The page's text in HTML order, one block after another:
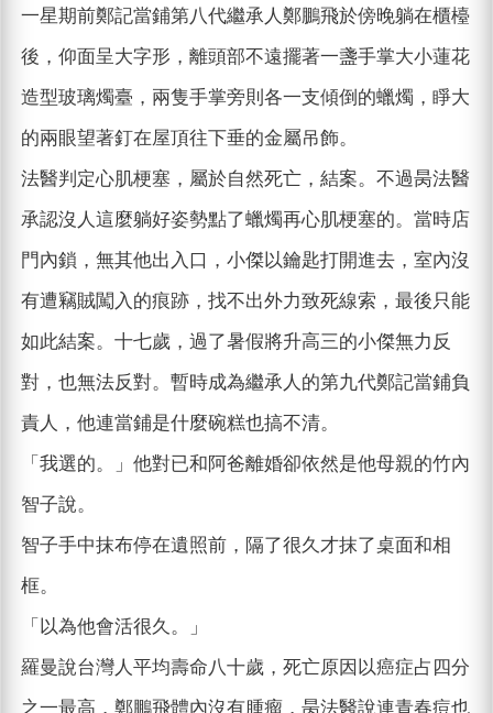
一星期前鄭記當鋪第八代繼承人鄭鵬飛於傍晚躺在櫃檯
後，仰面呈大字形，離頭部不遠擺著一盞手掌大小蓮花
造型玻璃燭臺，兩隻手掌旁則各一支傾倒的蠟燭，睜大
的兩眼望著釘在屋頂往下垂的金屬吊飾。
法醫判定心肌梗塞，屬於自然死亡，結案。不過昺法醫
承認沒人這麼躺好姿勢點了蠟燭再心肌梗塞的。當時店
門內鎖，無其他出入口，小傑以鑰匙打開進去，室內沒
有遭竊賊闖入的痕跡，找不出外力致死線索，最後只能
如此結案。十七歲，過了暑假將升高三的小傑無力反
對，也無法反對。暫時成為繼承人的第九代鄭記當鋪負
責人，他連當鋪是什麼碗糕也搞不清。
「我選的。」他對已和阿爸離婚卻依然是他母親的竹內
智子說。
智子手中抹布停在遺照前，隔了很久才抹了桌面和相
框。
「以為他會活很久。」
羅曼說台灣人平均壽命八十歲，死亡原因以癌症占四分
之一最高，鄭鵬飛體內沒有腫瘤，昺法醫說連青春痘也